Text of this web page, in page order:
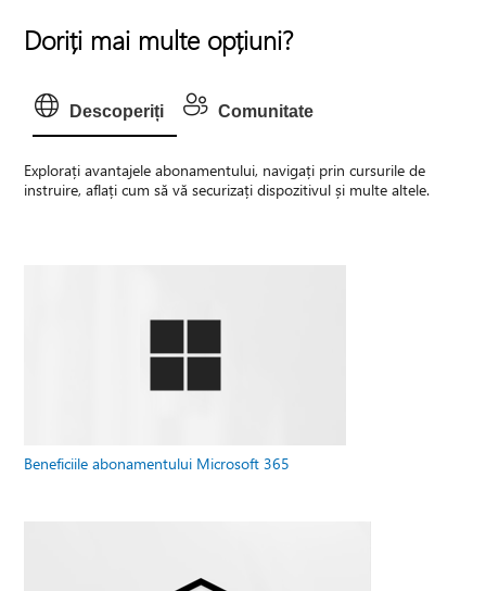
Doriți mai multe opțiuni?
Descoperiți Comunitate
Explorați avantajele abonamentului, navigați prin cursurile de
instruire, aflați cum să vă securizați dispozitivul și multe altele.
Beneficiile abonamentului Microsoft 365